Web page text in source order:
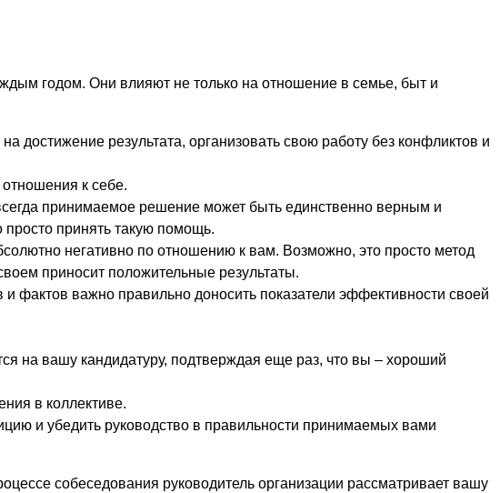
годом. Они влияют не только на отношение в семье, быт и
достижение результата, организовать свою работу без конфликтов и
отношения к себе.
принимаемое решение может быть единственно верным и
принять такую помощь.
негативно по отношению к вам. Возможно, это просто метод
приносит положительные результаты.
фактов важно правильно доносить показатели эффективности своей
на вашу кандидатуру, подтверждая еще раз, что вы – хороший
в коллективе.
и убедить руководство в правильности принимаемых вами
собеседования руководитель организации рассматривает вашу